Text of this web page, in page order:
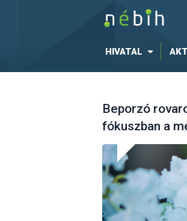
HIVATAL
Beporzó
fókuszban a